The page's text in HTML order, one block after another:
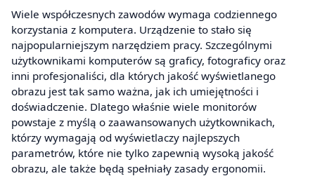
Wiele współczesnych zawodów wymaga codziennego
korzystania z komputera. Urządzenie to stało się
najpopularniejszym narzędziem pracy. Szczególnymi
użytkownikami komputerów są graficy, fotograficy oraz
inni profesjonaliści, dla których jakość wyświetlanego
obrazu jest tak samo ważna, jak ich umiejętności i
doświadczenie. Dlatego właśnie wiele monitorów
powstaje z myślą o zaawansowanych użytkownikach,
którzy wymagają od wyświetlaczy najlepszych
parametrów, które nie tylko zapewnią wysoką jakość
obrazu, ale także będą spełniały zasady ergonomii.